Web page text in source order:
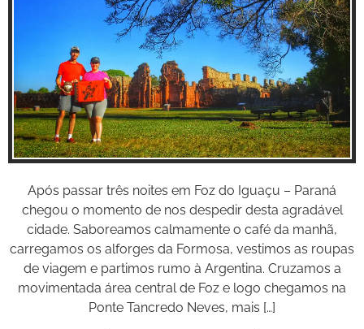
Inspire-se!
Após passar três noites em Foz do Iguaçu – Paraná
chegou o momento de nos despedir desta agradável
cidade. Saboreamos calmamente o café da manhã,
carregamos os alforges da Formosa, vestimos as roupas
de viagem e partimos rumo à Argentina. Cruzamos a
movimentada área central de Foz e logo chegamos na
Ponte Tancredo Neves, mais […]